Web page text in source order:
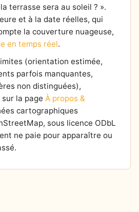
terrasse sera au soleil ? ».
et à la date réelles, qui
la couverture nuageuse,
en temps réel.
(orientation estimée,
parfois manquantes,
non distinguées),
la page À propos &
cartographiques
sous licence ODbL
ne paie pour apparaître ou